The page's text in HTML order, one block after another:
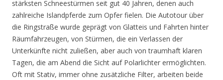
stärksten Schneestürmen seit gut 40 Jahren, denen auch
zahlreiche Islandpferde zum Opfer fielen. Die Autotour über
die Ringstraße wurde geprägt von Glatteis und Fahrten hinter
Räumfahrzeugen, von Stürmen, die ein Verlassen der
Unterkünfte nicht zuließen, aber auch von traumhaft klaren
Tagen, die am Abend die Sicht auf Polarlichter ermöglichten.
Oft mit Stativ, immer ohne zusätzliche Filter, arbeiten beide